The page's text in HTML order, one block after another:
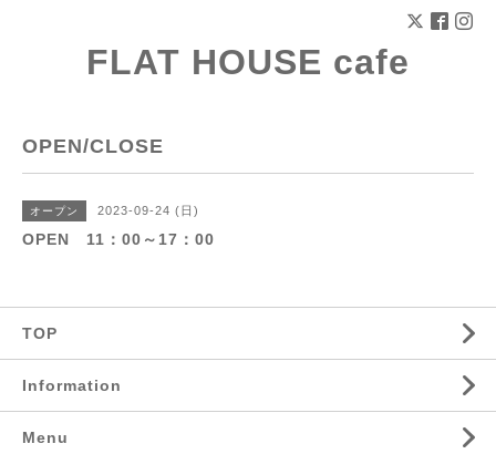
FLAT HOUSE cafe
OPEN/CLOSE
オープン 2023-09-24 (日)
OPEN 11：00～17：00
TOP
Information
Menu